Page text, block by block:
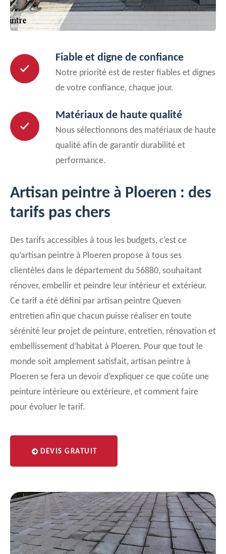
Fiable et digne de confiance
Notre priorité est de rester fiables et dignes
de votre confiance, chaque jour.
Matériaux de haute qualité
Nous sélectionnons des matériaux de haute
qualité afin de garantir durabilité et
performance.
Artisan peintre à Ploeren : des
tarifs pas chers
Des tarifs accessibles à tous les budgets, c’est ce
qu’artisan peintre à Ploeren propose à tous ses
clientèles dans le département du 56880, souhaitant
rénover, embellir et peindre leur intérieur et extérieur.
Ce tarif a été défini par artisan peintre Queven
entretien afin que chacun puisse réaliser en toute
sérénité leur projet de peinture, entretien, rénovation et
embellissement d’habitat à Ploeren. Pour que tout le
monde soit amplement satisfait, artisan peintre à
Ploeren se fera un devoir d’expliquer ce que coûte une
peinture intérieure ou extérieure, et comment faire
pour évoluer le tarif.
DEVIS GRATUIT